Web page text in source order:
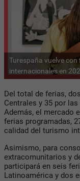
Turespaña vuelve
internacionales en
Del total de ferias,
Centrales y 35 por
Además, el mercado
ferias programadas,
calidad del turismo
Asimismo, para
extracomunitarios y
participará en seis
Latinoamérica y dos